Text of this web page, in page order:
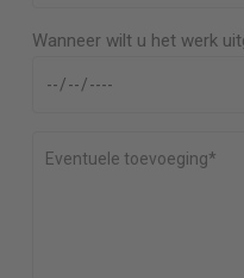
Wanneer wilt u het werk